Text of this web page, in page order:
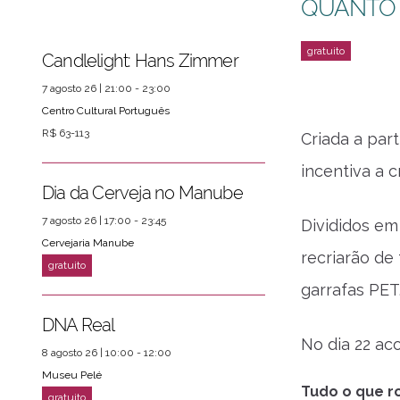
QUANTO
Criada a
incentiva a
Divididos
recriarão de
garrafas
No dia 22
Tudo o que
PRÓXIMOS EVENTOS
Candlelight: Hans Zimmer
7 agosto 26 | 21:00 - 23:00
Centro Cultural Português
R$ 63-113
Dia da Cerveja no Manube
7 agosto 26 | 17:00 - 23:45
Cervejaria Manube
DNA Real
8 agosto 26 | 10:00 - 12:00
Museu Pelé